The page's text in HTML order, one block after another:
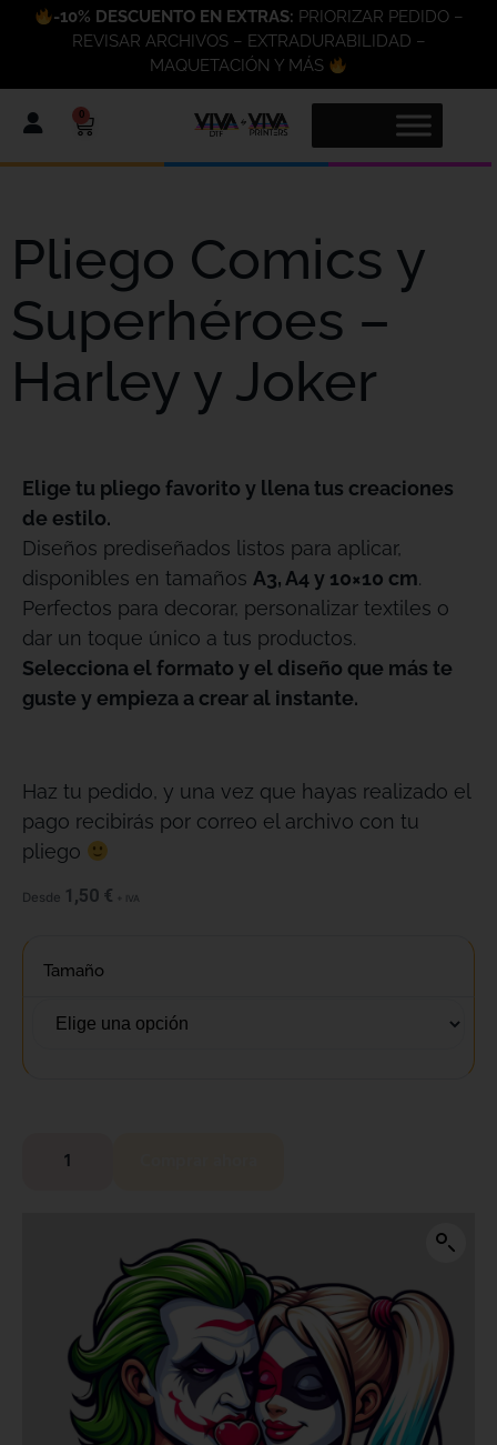
-10% DESCUENTO EN EXTRAS: PRIORIZAR PEDIDO –
REVISAR ARCHIVOS – EXTRADURABILIDAD –
MAQUETACIÓN Y MÁS
0
Pliego Comics y
Superhéroes –
Harley y Joker
Elige tu pliego favorito y llena tus creaciones
de estilo.
Diseños prediseñados listos para aplicar,
disponibles en tamaños A3, A4 y 10×10 cm.
Perfectos para decorar, personalizar textiles o
dar un toque único a tus productos.
Selecciona el formato y el diseño que más te
guste y empieza a crear al instante.
Haz tu pedido, y una vez que hayas realizado el
pago recibirás por correo el archivo con tu
pliego
Desde 1,50 € + IVA
Tamaño